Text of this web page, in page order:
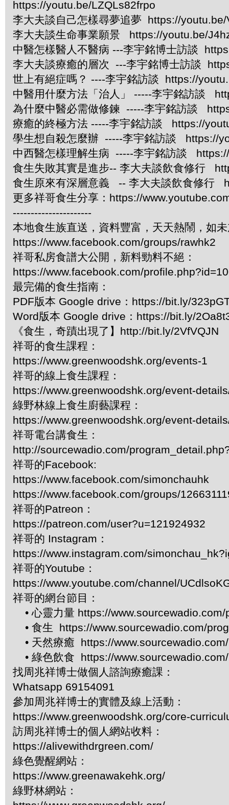
https://youtu.be/LZQLs82frpo
李大夫談自己怎樣尋夢追夢 https://
李大夫談生命事業願景 https://youtu.be/
中醫怎樣醫人不醫病 ---李宇銘博士訪談
李大夫談療癒的層次 ---李宇銘博士訪談
世上有絕症嗎？ ----李宇銘訪談 https://
中醫用什麼方法「治人」 -----李宇銘訪談
為什麼中醫必需做修鍊 -----李宇銘訪談
療癒的終極方法 -----李宇銘訪談 https://
學生想自殺怎麼辦 -----李宇銘訪談 https://
中西醫怎樣理解生病 -----李宇銘訪談
食生失敗其實是進步-- 李大夫談飲食修行
食生原來有深層意義 -- 李大夫談飲食修行
更多祥哥食生分享：https://
----------------------
本地食生族直送，資料豐富，天天熱鬧，如
https://www.facebook.com/groups/rawhk2
祥哥私房食譜大公開，新料勁料不絕：
https://www.facebook.com/
最完備的食生指南：
PDF版本 Google drive：https://bit.ly/
Word版本 Google drive：https://bit.ly/
《食生，奇蹟出現了】http://bit.ly/2VfVQJN
祥哥的食生課程：
https://www.greenwoodshk.org/events-1
祥哥的線上食生課程：
https://www.greenwoodshk.org/event-
綠野林線上食生廚藝課程：
https://www.greenwoodshk.org/event-
祥哥電台講食生：
http://sourcewadio.com/
祥哥的Facebook:
https://www.facebook.com/simonchauhk
https://www.facebook.com/groups/
祥哥的Patreon：
https://patreon.com/user?u=121924932
祥哥的 Instagram：
https://www.instagram.com/
祥哥的Youtube：
https://www.youtube.com/channel/
祥哥的網台節目：
• 心靈力量 https://
• 食生 https://www.sourcewadio.com/
• 天然療癒 https://
• 綠色飲食 https://
找周兆祥博士做個人諮詢療癒課：
Whatsapp 69154091
參加周兆祥博士的實體及線上活動：
https://www.greenwoodshk.org/core-
訪周兆祥博士的個人網站收料：
https://alivewithdrgreen.com/
綠色覺醒網站：
https://www.greenawakehk.org/
綠野林網站：